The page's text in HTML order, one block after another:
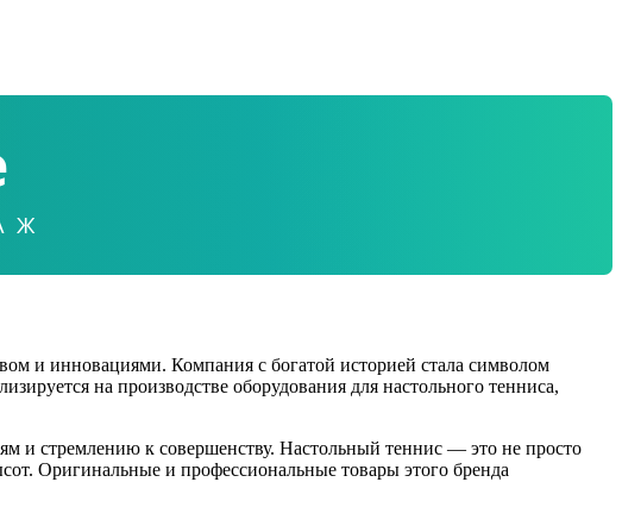
и инновациями. Компания с богатой историей стала символом
на производстве оборудования для настольного тенниса,
и стремлению к совершенству. Настольный теннис — это не просто
Оригинальные и профессиональные товары этого бренда